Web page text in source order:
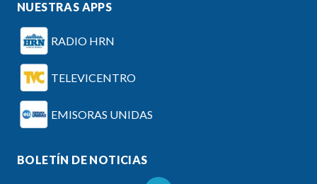
NUESTRAS APPS
RADIO HRN
TELEVICENTRO
EMISORAS UNIDAS
BOLETÍN DE NOTICIAS